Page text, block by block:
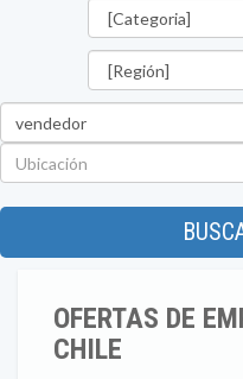
OFERTAS DE
CHILE